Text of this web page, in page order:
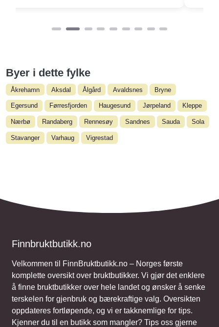
Byer i dette fylke
Åkrehamn Aksdal Ålgård Avaldsnes Bryne
Egersund Førresfjorden Haugesund Jørpeland Kleppe
Nærbø Randaberg Rennesøy Sandnes Sauda Sola
Stavanger Varhaug Vigrestad
Finnbruktbutikk.no
Velkommen til FinnBruktbutikk.no – Norges første
komplette oversikt over bruktbutikker. Vi gjør det enklere
å finne bruktbutikker over hele landet og ønsker å senke
terskelen for gjenbruk og bærekraftige valg. Oversikten
oppdateres fortløpende, og vi er takknemlige for tips.
Kjenner du til en butikk som mangler? Tips oss gjerne